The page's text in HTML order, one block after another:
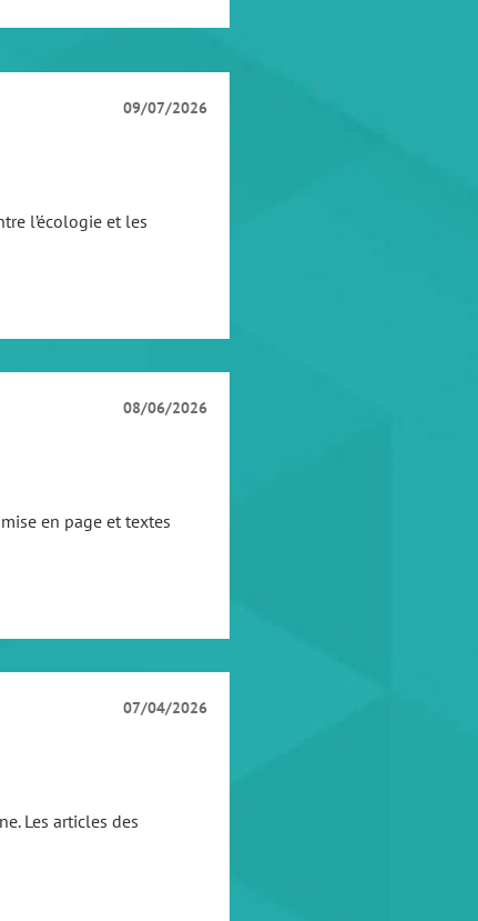
09/07/2026
l’écologie et les
08/06/2026
en page et textes
07/04/2026
Les articles des